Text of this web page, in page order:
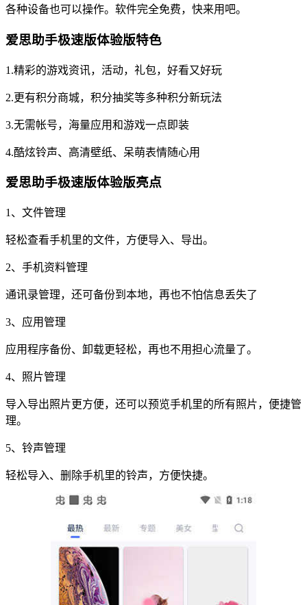
各种设备也可以操作。软件完全免费，快来用吧。
爱思助手极速版体验版特色
1.精彩的游戏资讯，活动，礼包，好看又好玩
2.更有积分商城，积分抽奖等多种积分新玩法
3.无需帐号，海量应用和游戏一点即装
4.酷炫铃声、高清壁纸、呆萌表情随心用
爱思助手极速版体验版亮点
1、文件管理
轻松查看手机里的文件，方便导入、导出。
2、手机资料管理
通讯录管理，还可备份到本地，再也不怕信息丢失了
3、应用管理
应用程序备份、卸载更轻松，再也不用担心流量了。
4、照片管理
导入导出照片更方便，还可以预览手机里的所有照片，便捷管
理。
5、铃声管理
轻松导入、删除手机里的铃声，方便快捷。